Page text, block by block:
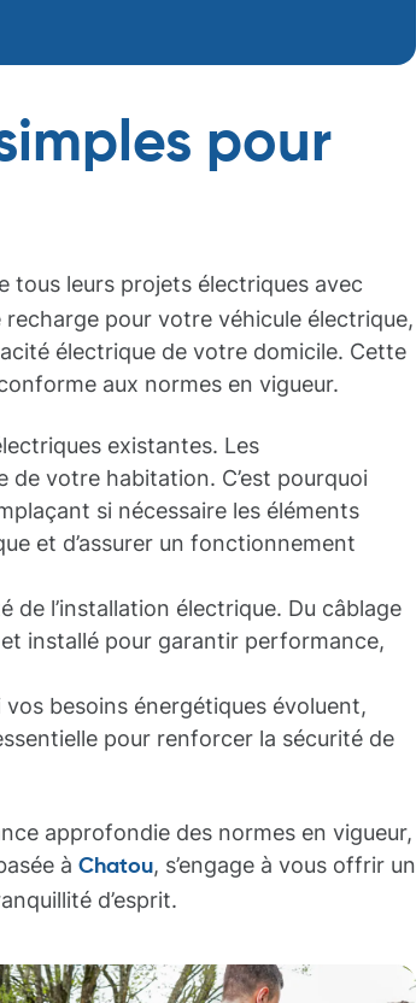
pour
tous leurs projets électriques avec
recharge pour votre véhicule électrique,
électrique de votre domicile. Cette
aux normes en vigueur.
existantes. Les
de votre habitation. C’est pourquoi
si nécessaire les éléments
et d’assurer un fonctionnement
l’installation électrique. Du câblage
installé pour garantir performance,
besoins énergétiques évoluent,
pour renforcer la sécurité de
approfondie des normes en vigueur,
à Chatou, s’engage à vous offrir un
d’esprit.